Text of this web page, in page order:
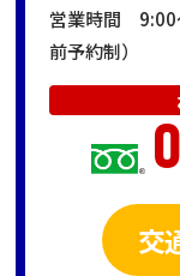
営業時間 9:00
前予約制）
交